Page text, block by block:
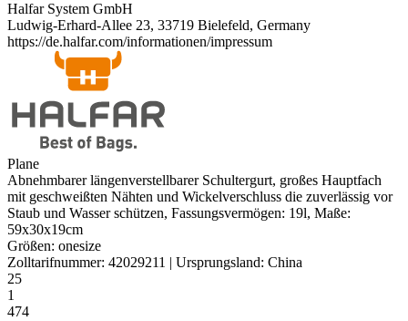
Halfar System GmbH
Ludwig-Erhard-Allee 23, 33719 Bielefeld, Germany
https://de.halfar.com/informationen/impressum
Plane
Abnehmbarer längenverstellbarer Schultergurt, großes Hauptfach
mit geschweißten Nähten und Wickelverschluss die zuverlässig vor
Staub und Wasser schützen, Fassungsvermögen: 19l, Maße:
59x30x19cm
Größen: onesize
Zolltarifnummer: 42029211 | Ursprungsland: China
25
1
474